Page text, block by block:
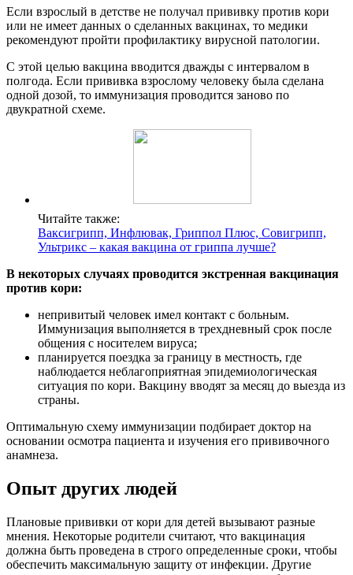
Если взрослый в детстве не получал прививку против кори
или не имеет данных о сделанных вакцинах, то медики
рекомендуют пройти профилактику вирусной патологии.
С этой целью вакцина вводится дважды с интервалом в
полгода. Если прививка взрослому человеку была сделана
одной дозой, то иммунизация проводится заново по
двукратной схеме.
Читайте также:
Ваксигрипп, Инфлювак, Гриппол Плюс, Совигрипп,
Ультрикс – какая вакцина от гриппа лучше?
В некоторых случаях проводится экстренная вакцинация
против кори:
непривитый человек имел контакт с больным.
Иммунизация выполняется в трехдневный срок после
общения с носителем вируса;
планируется поездка за границу в местность, где
наблюдается неблагоприятная эпидемиологическая
ситуация по кори. Вакцину вводят за месяц до выезда из
страны.
Оптимальную схему иммунизации подбирает доктор на
основании осмотра пациента и изучения его прививочного
анамнеза.
Опыт других людей
Плановые прививки от кори для детей вызывают разные
мнения. Некоторые родители считают, что вакцинация
должна быть проведена в строго определенные сроки, чтобы
обеспечить максимальную защиту от инфекции. Другие